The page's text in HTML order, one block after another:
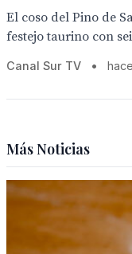
El coso del Pino de
festejo taurino con
Canal Sur TV •
Más Noticias